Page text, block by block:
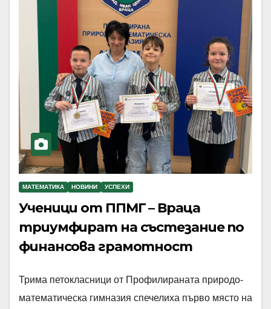
МАТЕМАТИКА НОВИНИ УСПЕХИ
Ученици от ППМГ – Враца
триумфират на състезание по
финансова грамотност
Трима петокласници от Профилираната природо-
математическа гимназия спечелиха първо място на